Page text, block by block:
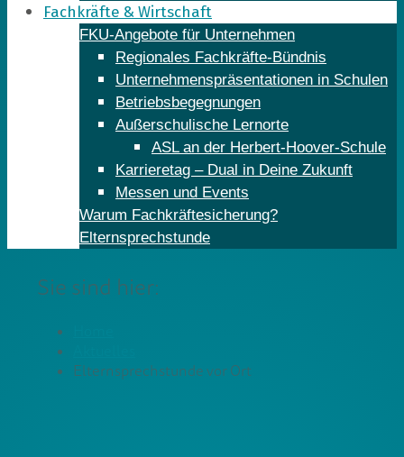
Fachkräfte & Wirtschaft
FKU-Angebote für Unternehmen
Regionales Fachkräfte-Bündnis
Unternehmenspräsentationen in Schulen
Betriebsbegegnungen
Außerschulische Lernorte
ASL an der Herbert-Hoover-Schule
Karrieretag – Dual in Deine Zukunft
Messen und Events
Warum Fachkräftesicherung?
Elternsprechstunde
Sie sind hier:
Elternsprechstunde vor Ort